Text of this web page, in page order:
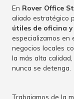
En Rover Office
aliado estratégico
útiles de oficina
especializamos en
negocios locales
la más alta
nunca se detenga.
Trabajamos de la